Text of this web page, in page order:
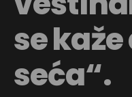
se
seća“.